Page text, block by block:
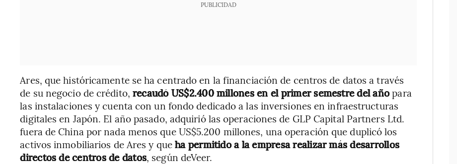
PUBLICIDAD
Ares, que históricamente se ha centrado en la financiación de centros de datos a través
de su negocio de crédito, recaudó US$2.400 millones en el primer semestre del añopara
las instalaciones y cuenta con un fondo dedicado a las inversiones en infraestructuras
digitales en Japón. El año pasado, adquirió las operaciones de GLP Capital Partners Ltd.
fuera de China por nada menos que US$5.200 millones, una operación que duplicó los
activos inmobiliarios de Ares y queha permitido a la empresa realizar más desarrollos
directos de centros de datos, según deVeer.